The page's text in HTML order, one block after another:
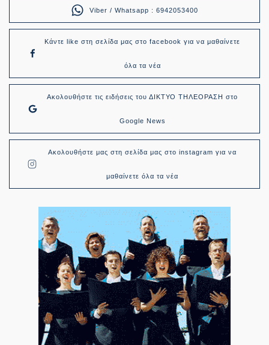
Viber / Whatsapp : 6942053400
Κάντε like στη σελίδα μας στο facebook για να μαθαίνετε
όλα τα νέα
Ακολουθήστε τις ειδήσεις του ΔΙΚΤΥΟ ΤΗΛΕΟΡΑΣΗ στο
Google News
Ακολουθήστε μας στη σελίδα μας στο instagram για να
μαθαίνετε όλα τα νέα